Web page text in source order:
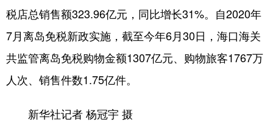
税店总销售额323.96亿元，同比增长31%。自2020年
7月离岛免税新政实施，截至今年6月30日，海口海关
共监管离岛免税购物金额1307亿元、购物旅客1767万
人次、销售件数1.75亿件。
新华社记者 杨冠宇 摄